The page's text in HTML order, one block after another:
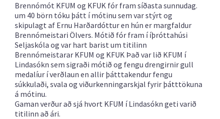
Brennómót KFUM og KFUK fór fram síðasta sunnudag.
um 40 börn tóku þátt í mótinu sem var stýrt og
skipulagt af Ernu Harðardóttur en hún er margfaldur
Brennómeistari Ölvers. Mótið fór fram í íþróttahúsi
Seljaskóla og var hart barist um titilinn
Brennómeistarar KFUM og KFUK Það var lið KFUM í
Lindasókn sem sigraði mótið og fengu drengirnir gull
medalíur í verðlaun en allir þátttakendur fengu
súkkulaði, svala og viðurkenningarskjal fyrir þátttökuna
á mótinu.
Gaman verður að sjá hvort KFUM í Lindasókn geti varið
titilinn að ári.